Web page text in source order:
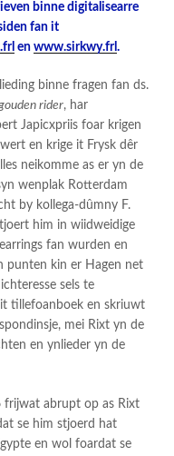
binne digitalisearre
fan it
en www.sirkwy.frl.
binne fragen fan ds.
rider, har
Japicxpriis foar krigen
en krige it Frysk dêr
neikomme as er yn de
wenplak Rotterdam
by kollega-dûmny F.
him in wiidweidige
fan wurden en
punten kin er Hagen net
sels te
tillefoanboek en skriuwt
mei Rixt yn de
en ynlieder yn de
frijwat abrupt op as Rixt
se him stjoerd hat
en wol foardat se